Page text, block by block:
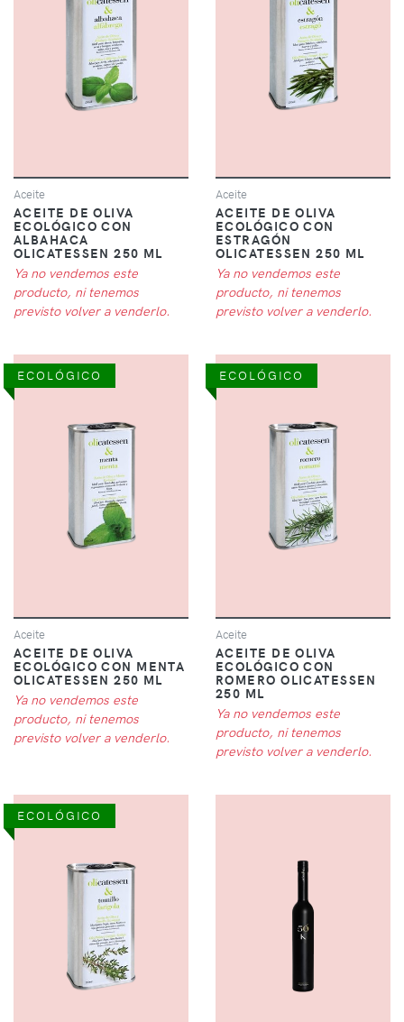
Aceite
ACEITE DE OLIVA
ECOLÓGICO CON
ALBAHACA
OLICATESSEN 250 ML
Ya no vendemos este
producto, ni tenemos
previsto volver a venderlo.
Aceite
ACEITE DE OLIVA
ECOLÓGICO CON
ESTRAGÓN
OLICATESSEN 250 ML
Ya no vendemos este
producto, ni tenemos
previsto volver a venderlo.
ECOLÓGICO
Aceite
ACEITE DE OLIVA
ECOLÓGICO CON MENTA
OLICATESSEN 250 ML
Ya no vendemos este
producto, ni tenemos
previsto volver a venderlo.
ECOLÓGICO
Aceite
ACEITE DE OLIVA
ECOLÓGICO CON
ROMERO OLICATESSEN
250 ML
Ya no vendemos este
producto, ni tenemos
previsto volver a venderlo.
ECOLÓGICO